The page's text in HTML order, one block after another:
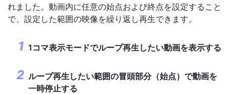
れました。動画内に任意の始点および終点を設定すること
で、設定した範囲の映像を繰り返し再生できます。
1コマ表示モードでループ再生したい動画を表示する
ループ再生したい範囲の冒頭部分（始点）で動画を
一時停止する